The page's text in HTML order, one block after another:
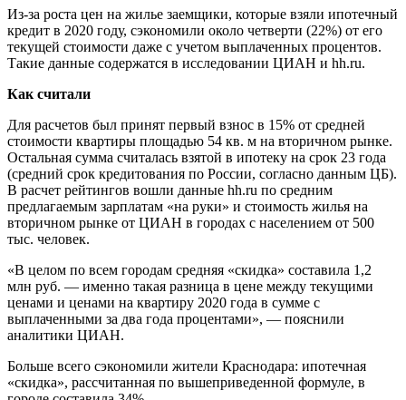
Из-за роста цен на жилье заемщики, которые взяли ипотечный
кредит в 2020 году, сэкономили около четверти (22%) от его
текущей стоимости даже с учетом выплаченных процентов.
Такие данные содержатся в исследовании ЦИАН и hh.ru.
Как считали
Для расчетов был принят первый взнос в 15% от средней
стоимости квартиры площадью 54 кв. м на вторичном рынке.
Остальная сумма считалась взятой в ипотеку на срок 23 года
(средний срок кредитования по России, согласно данным ЦБ).
В расчет рейтингов вошли данные hh.ru по средним
предлагаемым зарплатам «на руки» и стоимость жилья на
вторичном рынке от ЦИАН в городах с населением от 500
тыс. человек.
«В целом по всем городам средняя «скидка» составила 1,2
млн руб. — именно такая разница в цене между текущими
ценами и ценами на квартиру 2020 года в сумме с
выплаченными за два года процентами», — пояснили
аналитики ЦИАН.
Больше всего сэкономили жители Краснодара: ипотечная
«скидка», рассчитанная по вышеприведенной формуле, в